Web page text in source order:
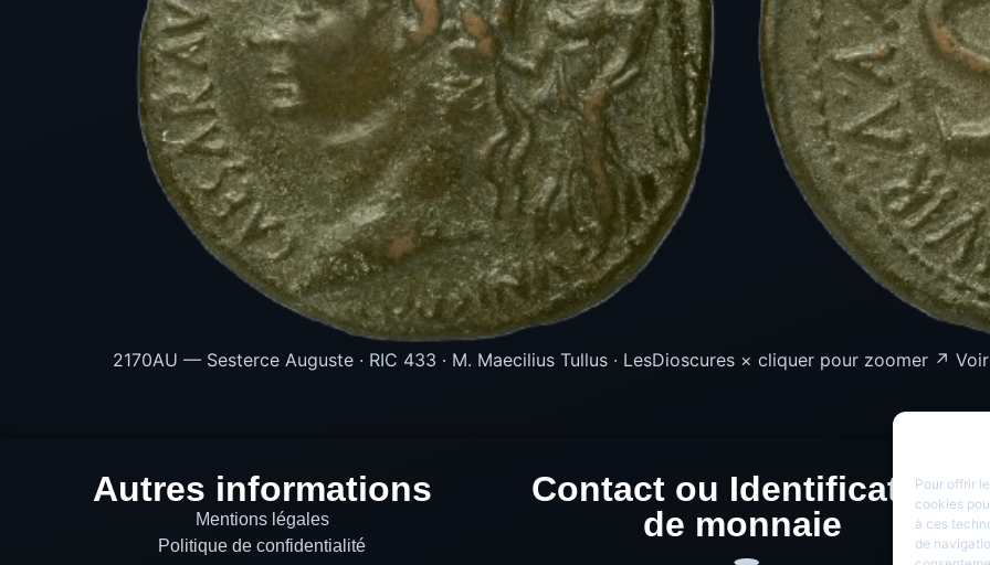
Pour offrir
cookies
à ces
de
2170AU — Sesterce Auguste · RIC 433 · M. Maecilius Tullus · LesDioscures × cliquer pour zoomer ↗
Autres informations
Mentions légales
Politique de confidentialité
Contact ou Identification
de monnaie